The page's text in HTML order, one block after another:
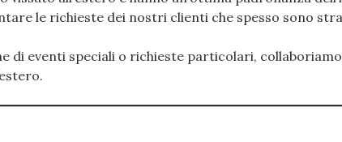
le richieste dei nostri clienti che spesso sono
di eventi speciali o richieste particolari,